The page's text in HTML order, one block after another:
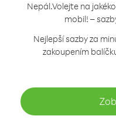
Nepál.Volejte na
mobil! –
Nejlepší sazby za
zakoupením